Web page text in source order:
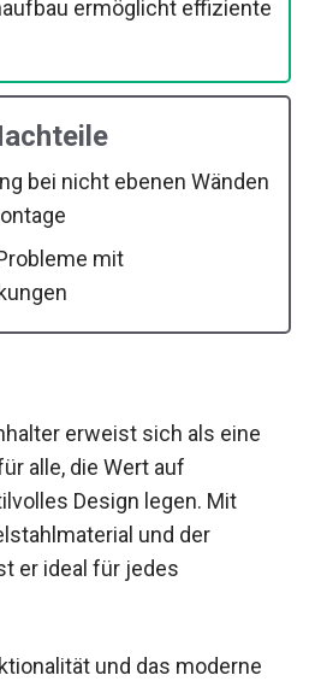
ermöglicht effiziente
bei nicht ebenen Wänden
mit
erweist sich als eine
alle, die Wert auf
Design legen. Mit
und der
er ideal für jedes
und das moderne